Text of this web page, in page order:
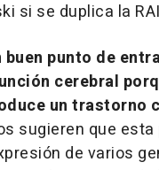
si se duplica la
buen punto de
cerebral
un trastorno
sugieren que
de varios